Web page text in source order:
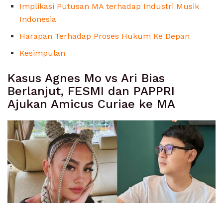
Implikasi Putusan MA terhadap Industri Musik
Indonesia
Harapan Terhadap Proses Hukum Ke Depan
Kesimpulan
Kasus Agnes Mo vs Ari Bias
Berlanjut, FESMI dan PAPPRI
Ajukan Amicus Curiae ke MA